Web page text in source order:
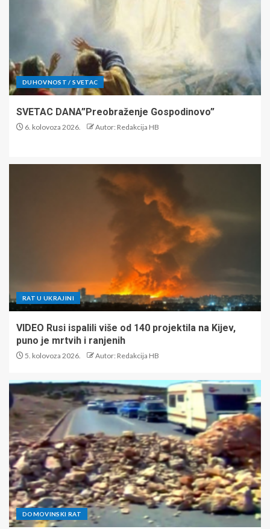
DUHOVNOST / SVETAC
SVETAC DANA”Preobraženje Gospodinovo”
6. kolovoza 2026. Autor: Redakcija HB
RAT U UKRAJINI
VIDEO Rusi ispalili više od 140 projektila na Kijev,
puno je mrtvih i ranjenih
5. kolovoza 2026. Autor: Redakcija HB
DOMOVINSKI RAT